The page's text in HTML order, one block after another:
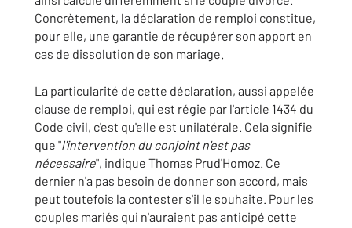
Concrètement, la déclaration de remploi constitue,
pour elle, une garantie de récupérer son apport en
cas de dissolution de son mariage.
La particularité de cette déclaration, aussi appelée
clause de remploi, qui est régie par l'article 1434 du
Code civil, c'est qu'elle est unilatérale. Cela signifie
que "l'intervention du conjoint n'est pas
nécessaire", indique Thomas Prud'Homoz. Ce
dernier n'a pas besoin de donner son accord, mais
peut toutefois la contester s'il le souhaite. Pour les
couples mariés qui n'auraient pas anticipé cette